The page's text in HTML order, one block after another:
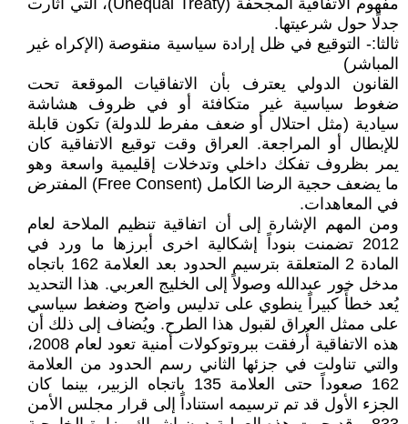
مفهوم الاتفاقية المجحفة (Unequal Treaty)، التي اثارت
جدلًا حول شرعيتها.
ثالثا:- التوقيع في ظل إرادة سياسية منقوصة (الإكراه غير
المباشر)
القانون الدولي يعترف بأن الاتفاقيات الموقعة تحت
ضغوط سياسية غير متكافئة أو في ظروف هشاشة
سيادية (مثل احتلال أو ضعف مفرط للدولة) تكون قابلة
للإبطال أو المراجعة. العراق وقت توقيع الاتفاقية كان
يمر بظروف تفكك داخلي وتدخلات إقليمية واسعة وهو
ما يضعف حجية الرضا الكامل (Free Consent) المفترض
في المعاهدات.
ومن المهم الإشارة إلى أن اتفاقية تنظيم الملاحة لعام
2012 تضمنت بنوداً إشكالية اخرى أبرزها ما ورد في
المادة 2 المتعلقة بترسيم الحدود بعد العلامة 162 باتجاه
مدخل خور عبدالله وصولاً إلى الخليج العربي. هذا التحديد
يُعد خطأً كبيراً ينطوي على تدليس واضح وضغط سياسي
على ممثل العراق لقبول هذا الطرح. ويُضاف إلى ذلك أن
هذه الاتفاقية أُرفقت ببروتوكولات أمنية تعود لعام 2008،
والتي تناولت في جزئها الثاني رسم الحدود من العلامة
162 صعوداً حتى العلامة 135 باتجاه الزبير، بينما كان
الجزء الأول قد تم ترسيمه استناداً إلى قرار مجلس الأمن